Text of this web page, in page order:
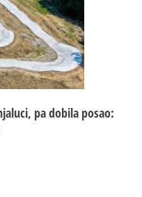
pa dobila posao: